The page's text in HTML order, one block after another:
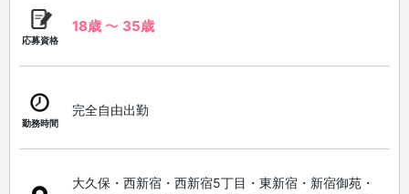
応募資格
18歳〜 35歳
勤務時間
完全自由出勤
大久保・西新宿・西新宿5丁目・東新宿・新宿御苑・